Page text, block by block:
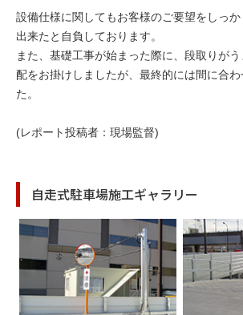
設備仕様に関してもお客様のご要望をしっ
出来たと自負しております。
また、基礎工事が始まった際に、段取りが
配をお掛けしましたが、最終的には間に合
た。
(レポート投稿者：現場監督)
自走式駐車場施工ギャラリー